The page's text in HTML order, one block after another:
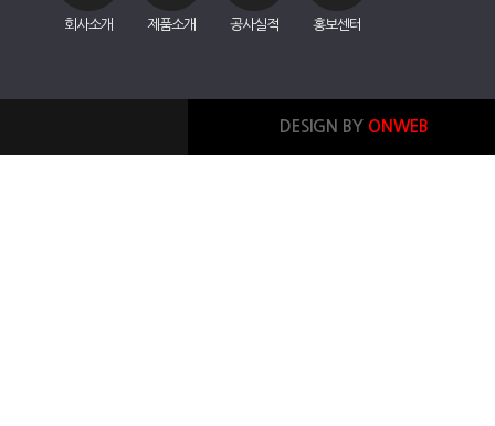
회사소개 제품소개 공사실적 홍보센터
DESIGN BY ONWEB